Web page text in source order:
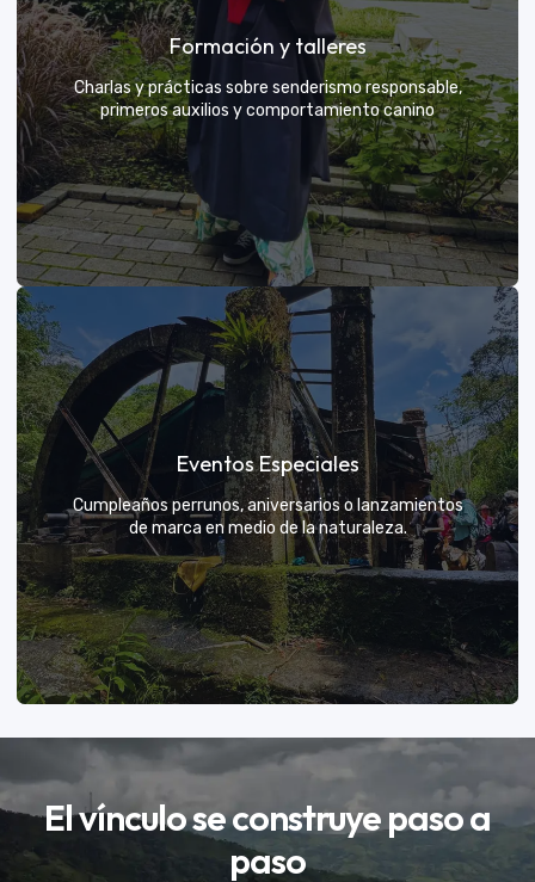
Tú eliges el parche y nosotros nos encargamos de
una aventura exclusiva
Formación y talleres
Charlas y prácticas sobre senderismo responsable,
primeros auxilios y comportamiento canino
Formación y talleres
Aprende de expertos a ser el mejor guía para tu
propio explorador
VER MÁS
Eventos Especiales
Cumpleaños perrunos, aniversarios o lanzamientos
de marca en medio de la naturaleza.
Eventos Especiales
El vínculo se construye paso a
paso